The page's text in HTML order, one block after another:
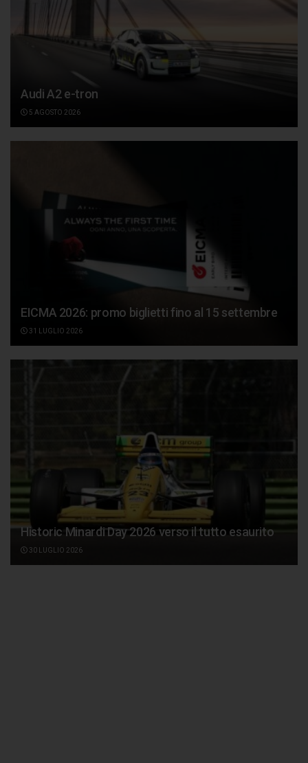
Audi A2 e-tron
5 AGOSTO 2026
EICMA 2026: promo biglietti fino al 15 settembre
31 LUGLIO 2026
Historic Minardi Day 2026 verso il tutto esaurito
30 LUGLIO 2026